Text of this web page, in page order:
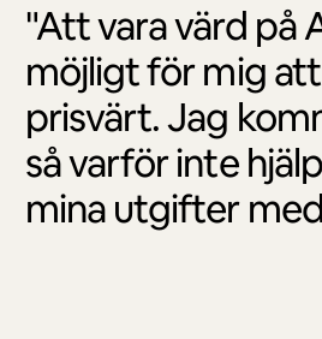
"Att vara värd på
möjligt för mig
prisvärt. Jag
så varför inte
mina utgifter